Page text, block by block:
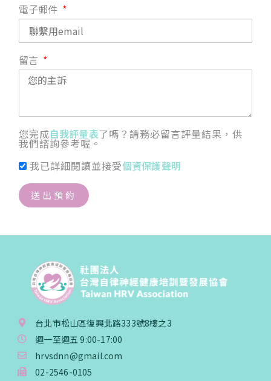
電子郵件
留言
您完成自我評量表了嗎？請務必留言評量結果，供
我們諮詢參考喔。
我已詳細閱讀並接受個資保護聲明
送出預約
台北市松山區復興北路333號8樓之3
週一至週五 9:00-17:00
hrvsdnn@gmail.com
02-2546-0105